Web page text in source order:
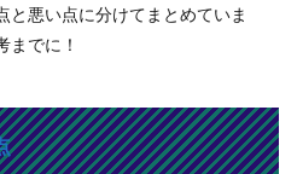
と悪い点に分けてまとめていま
までに！